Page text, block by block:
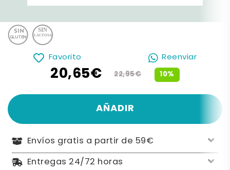
Favorito Reenviar
10%
20,65€ 22,95€
AÑADIR
Envíos gratis a partir de 59€
Entregas 24/72 horas